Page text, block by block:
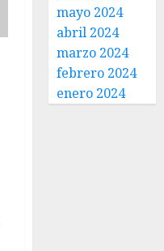
mayo 2024
abril 2024
marzo 2024
febrero 2024
enero 2024